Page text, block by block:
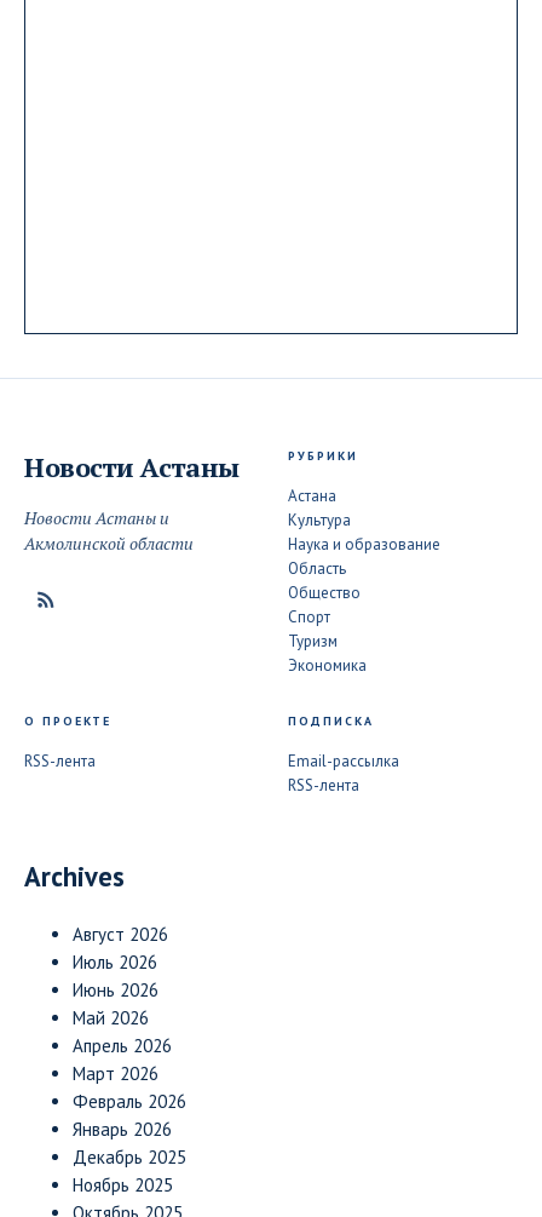
Новости Астаны
Новости Астаны и
Акмолинской области
РУБРИКИ
Астана
Культура
Наука и образование
Область
Общество
Спорт
Туризм
Экономика
О ПРОЕКТЕ
RSS-лента
ПОДПИСКА
Email-рассылка
RSS-лента
Archives
Август 2026
Июль 2026
Июнь 2026
Май 2026
Апрель 2026
Март 2026
Февраль 2026
Январь 2026
Декабрь 2025
Ноябрь 2025
Октябрь 2025